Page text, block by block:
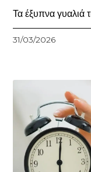
Τα έξυπνα γυαλιά
31/03/2026